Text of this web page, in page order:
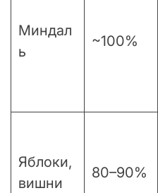
Миндал
ь
~100%
Яблоки,
вишни
80–90%